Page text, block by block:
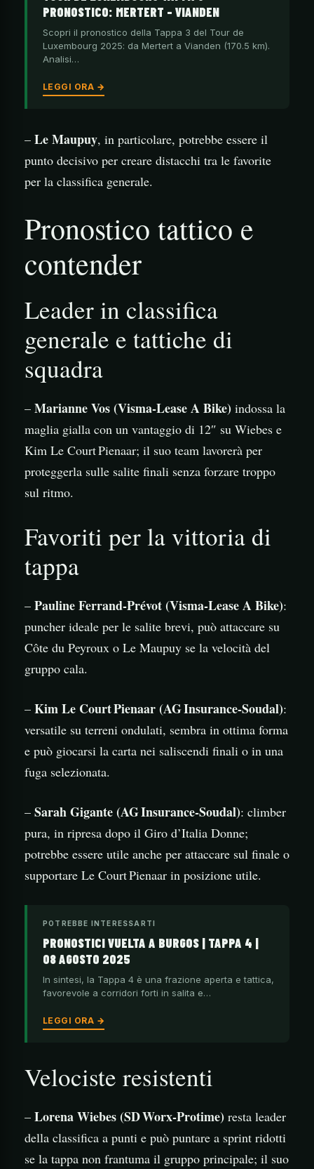
PRONOSTICO: MERTERT – VIANDEN
Scopri il pronostico della Tappa 3 del Tour de
Luxembourg 2025: da Mertert a Vianden (170.5 km).
Analisi…
LEGGI ORA →
– Le Maupuy, in particolare, potrebbe essere il
punto decisivo per creare distacchi tra le favorite
per la classifica generale.
Pronostico tattico e
contender
Leader in classifica
generale e tattiche di
squadra
– Marianne Vos (Visma‑Lease A Bike) indossa la
maglia gialla con un vantaggio di 12″ su Wiebes e
Kim Le Court Pienaar; il suo team lavorerà per
proteggerla sulle salite finali senza forzare troppo
sul ritmo.
Favoriti per la vittoria di
tappa
– Pauline Ferrand‑Prévot (Visma‑Lease A Bike):
puncher ideale per le salite brevi, può attaccare su
Côte du Peyroux o Le Maupuy se la velocità del
gruppo cala.
– Kim Le Court Pienaar (AG Insurance‑Soudal):
versatile su terreni ondulati, sembra in ottima forma
e può giocarsi la carta nei saliscendi finali o in una
fuga selezionata.
– Sarah Gigante (AG Insurance‑Soudal): climber
pura, in ripresa dopo il Giro d’Italia Donne;
potrebbe essere utile anche per attaccare sul finale o
supportare Le Court Pienaar in posizione utile.
POTREBBE INTERESSARTI
PRONOSTICI VUELTA A BURGOS | TAPPA 4 |
08 AGOSTO 2025
In sintesi, la Tappa 4 è una frazione aperta e tattica,
favorevole a corridori forti in salita e…
LEGGI ORA →
Velociste resistenti
– Lorena Wiebes (SD Worx‑Protime) resta leader
della classifica a punti e può puntare a sprint ridotti
se la tappa non frantuma il gruppo principale; il suo